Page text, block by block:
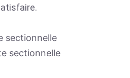
sectionnelle
sectionnelle